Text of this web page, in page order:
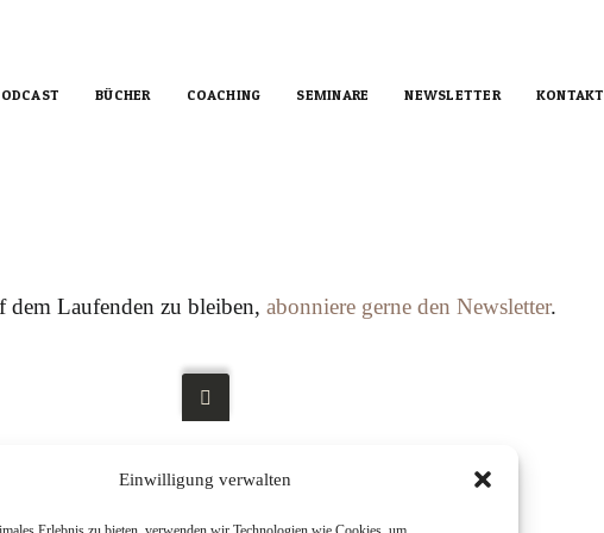
Einwilligung verwalten
BÜCHER COACHING SEMINARE NEWSLETTER KONTAKT
Laufenden zu bleiben, abonniere gerne den Newsletter.
IMPRESSUM